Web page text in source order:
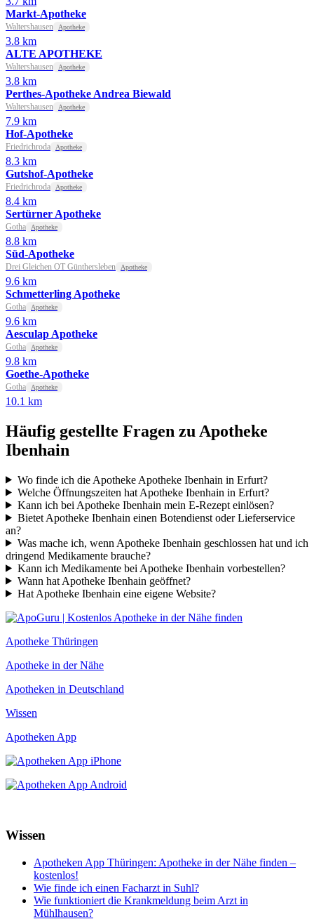
Markt-Apotheke
Waltershausen Apotheke
3.8 km
ALTE APOTHEKE
Waltershausen Apotheke
3.8 km
Perthes-Apotheke Andrea Biewald
Waltershausen Apotheke
7.9 km
Hof-Apotheke
Friedrichroda Apotheke
8.3 km
Gutshof-Apotheke
Friedrichroda Apotheke
8.4 km
Sertürner Apotheke
Gotha Apotheke
8.8 km
Süd-Apotheke
Drei Gleichen OT Günthersleben Apotheke
9.6 km
Schmetterling Apotheke
Gotha Apotheke
9.6 km
Aesculap Apotheke
Gotha Apotheke
9.8 km
Goethe-Apotheke
Gotha Apotheke
10.1 km
Häufig gestellte Fragen zu Apotheke
Ibenhain
Wo finde ich die Apotheke Apotheke Ibenhain in Erfurt?
Welche Öffnungszeiten hat Apotheke Ibenhain in Erfurt?
Kann ich bei Apotheke Ibenhain mein E-Rezept einlösen?
Bietet Apotheke Ibenhain einen Botendienst oder Lieferservice
an?
Was mache ich, wenn Apotheke Ibenhain geschlossen hat und ich
dringend Medikamente brauche?
Kann ich Medikamente bei Apotheke Ibenhain vorbestellen?
Wann hat Apotheke Ibenhain geöffnet?
Hat Apotheke Ibenhain eine eigene Website?
Apotheke Thüringen
Apotheke in der Nähe
Apotheken in Deutschland
Wissen
Apotheken App
Wissen
Apotheken App Thüringen: Apotheke in der Nähe finden –
kostenlos!
Wie finde ich einen Facharzt in Suhl?
Wie funktioniert die Krankmeldung beim Arzt in
Mühlhausen?